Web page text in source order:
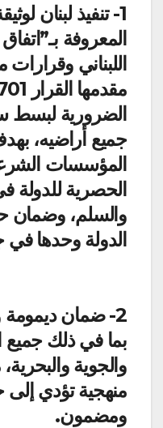
1- تنفيذ لبنان
المعروفة
اللبناني
الضرورية لبسط
جميع أراضيه،
المؤسسات
الحصرية للدولة
والسلم، وضمان
الدولة وحدها في
2- ضمان ديمومة
بما في ذلك جميع
والجوية
منهجية تؤدي
ومضمون.